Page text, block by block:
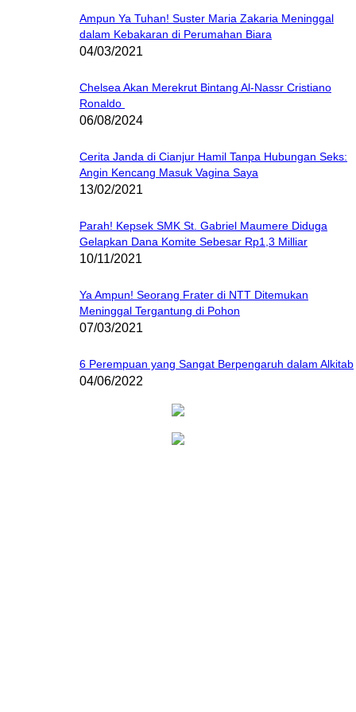
Ampun Ya Tuhan! Suster Maria Zakaria Meninggal
dalam Kebakaran di Perumahan Biara
04/03/2021
Chelsea Akan Merekrut Bintang Al-Nassr Cristiano
Ronaldo
06/08/2024
Cerita Janda di Cianjur Hamil Tanpa Hubungan Seks:
Angin Kencang Masuk Vagina Saya
13/02/2021
Parah! Kepsek SMK St. Gabriel Maumere Diduga
Gelapkan Dana Komite Sebesar Rp1,3 Milliar
10/11/2021
Ya Ampun! Seorang Frater di NTT Ditemukan
Meninggal Tergantung di Pohon
07/03/2021
6 Perempuan yang Sangat Berpengaruh dalam Alkitab
04/06/2022